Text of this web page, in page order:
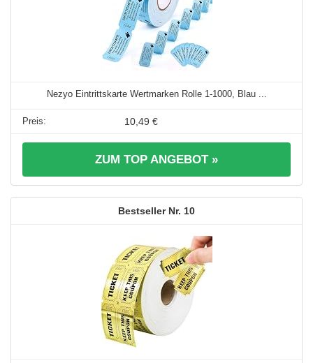
Nezyo Eintrittskarte Wertmarken Rolle 1-1000, Blau ...
10,49 €
ZUM TOP ANGEBOT »
10